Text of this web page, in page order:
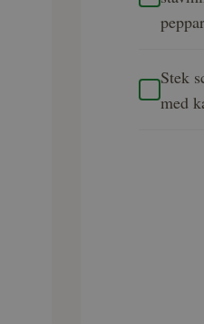
Stek
med